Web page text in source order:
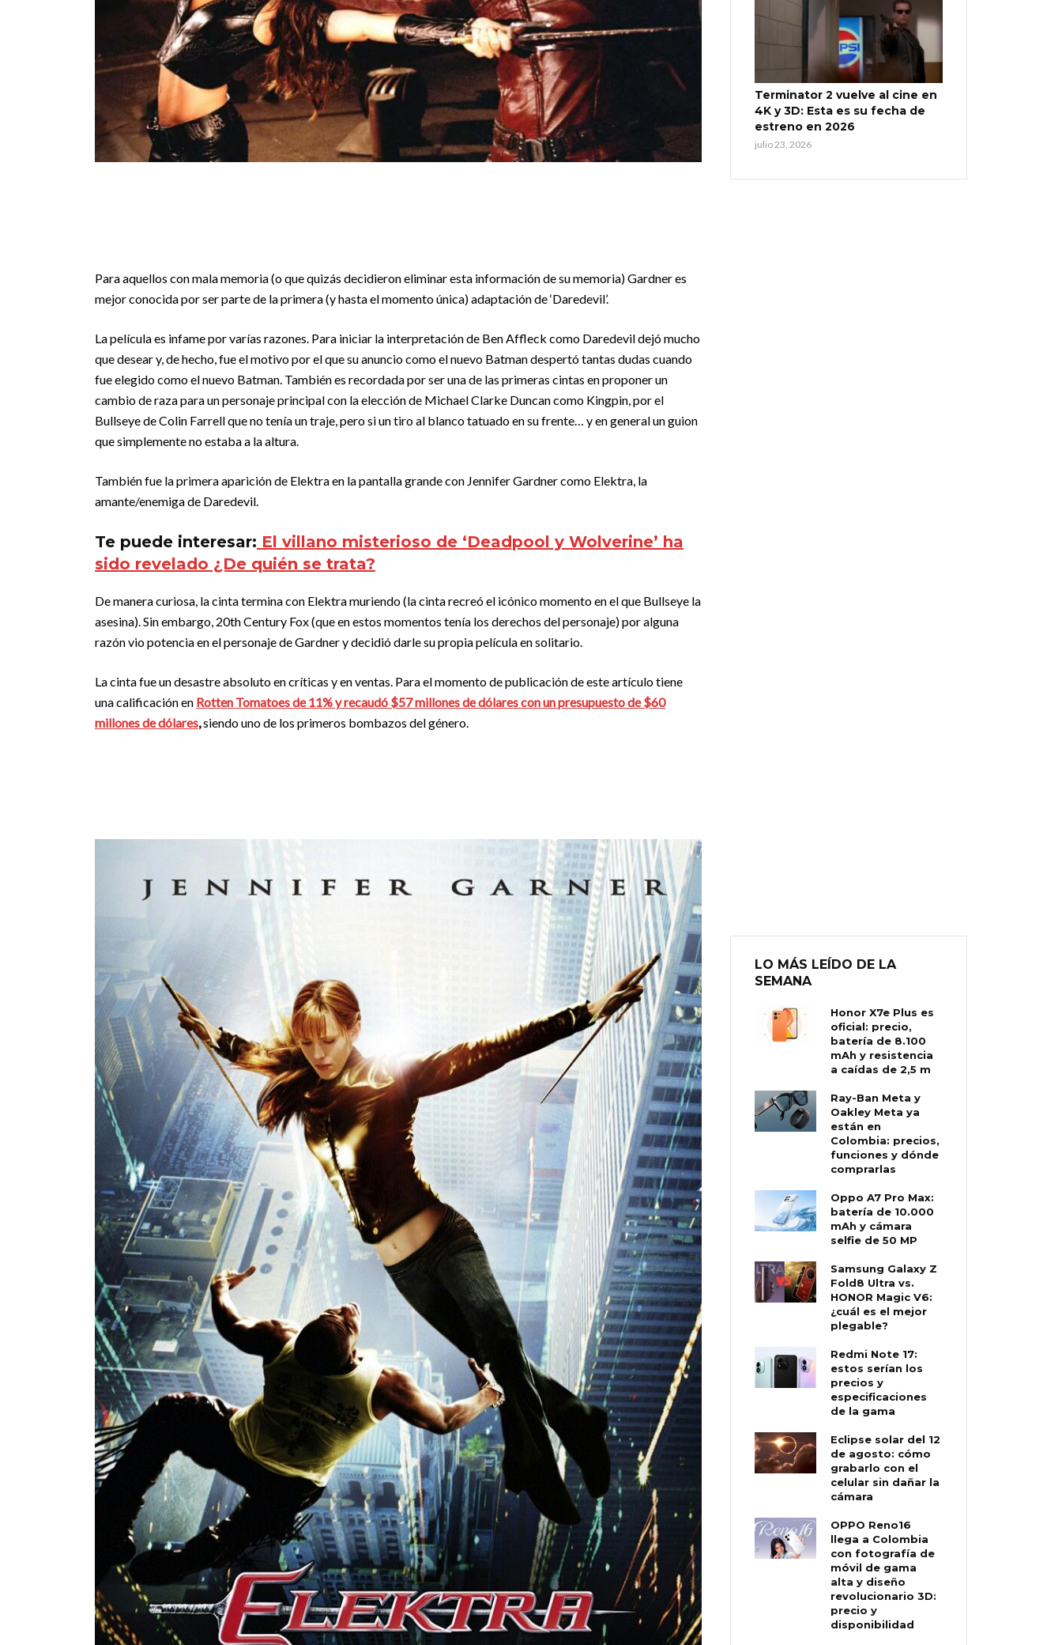
Para aquellos con mala memoria (o que quizás decidieron eliminar esta información de su memoria) Gardner es
mejor conocida por ser parte de la primera (y hasta el momento única) adaptación de ‘Daredevil’.
La película es infame por varías razones. Para iniciar la interpretación de Ben Affleck como Daredevil dejó mucho
que desear y, de hecho, fue el motivo por el que su anuncio como el nuevo Batman despertó tantas dudas cuando
fue elegido como el nuevo Batman. También es recordada por ser una de las primeras cintas en proponer un
cambio de raza para un personaje principal con la elección de Michael Clarke Duncan como Kingpin, por el
Bullseye de Colin Farrell que no tenía un traje, pero si un tiro al blanco tatuado en su frente… y en general un guion
que simplemente no estaba a la altura.
También fue la primera aparición de Elektra en la pantalla grande con Jennifer Gardner como Elektra, la
amante/enemiga de Daredevil.
Te puede interesar: El villano misterioso de ‘Deadpool y Wolverine’ ha
sido revelado ¿De quién se trata?
De manera curiosa, la cinta termina con Elektra muriendo (la cinta recreó el icónico momento en el que Bullseye la
asesina). Sin embargo, 20th Century Fox (que en estos momentos tenía los derechos del personaje) por alguna
razón vio potencia en el personaje de Gardner y decidió darle su propia película en solitario.
La cinta fue un desastre absoluto en críticas y en ventas. Para el momento de publicación de este artículo tiene
una calificación en Rotten Tomatoes de 11% y recaudó $57 millones de dólares con un presupuesto de $60
millones de dólares,siendo uno de los primeros bombazos del género.
Terminator 2 vuelve al cine en
4K y 3D: Esta es su fecha de
estreno en 2026
julio 23, 2026
LO MÁS LEÍDO DE LA
SEMANA
Honor X7e Plus es
oficial: precio,
batería de 8.100
mAh y resistencia
a caídas de 2,5 m
Ray-Ban Meta y
Oakley Meta ya
están en
Colombia: precios,
funciones y dónde
comprarlas
Oppo A7 Pro Max:
batería de 10.000
mAh y cámara
selfie de 50 MP
Samsung Galaxy Z
Fold8 Ultra vs.
HONOR Magic V6:
¿cuál es el mejor
plegable?
Redmi Note 17:
estos serían los
precios y
especificaciones
de la gama
Eclipse solar del 12
de agosto: cómo
grabarlo con el
celular sin dañar la
cámara
OPPO Reno16
llega a Colombia
con fotografía de
móvil de gama
alta y diseño
revolucionario 3D:
precio y
disponibilidad